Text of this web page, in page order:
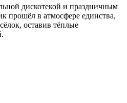
дискотекой и праздничным
прошёл в атмосфере единства,
оставив тёплые